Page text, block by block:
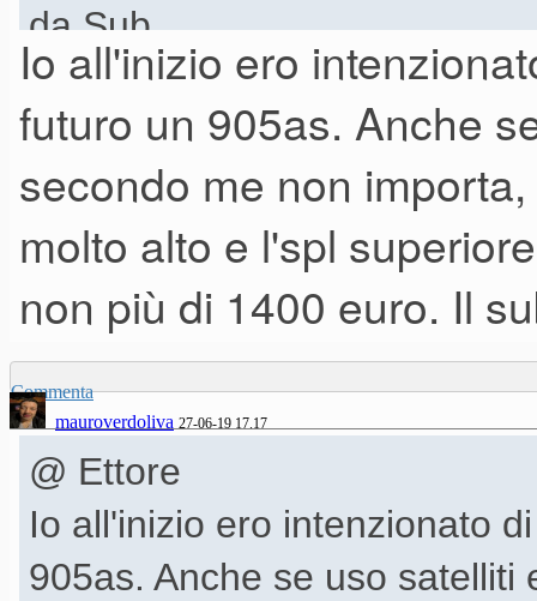
da Sub.
Di soluzioni ce ne
si intende investire.
Le esigenze di riproduzione
musicisti live.
Io all'inizio ero
futuro un 905as. Anche
secondo me non
molto alto e l'spl
non più di 1400 euro. Il
Commenta
mauroverdoliva 27-06-19 17.17
@ Ettore
Io all'inizio ero intenzionato
905as. Anche se uso